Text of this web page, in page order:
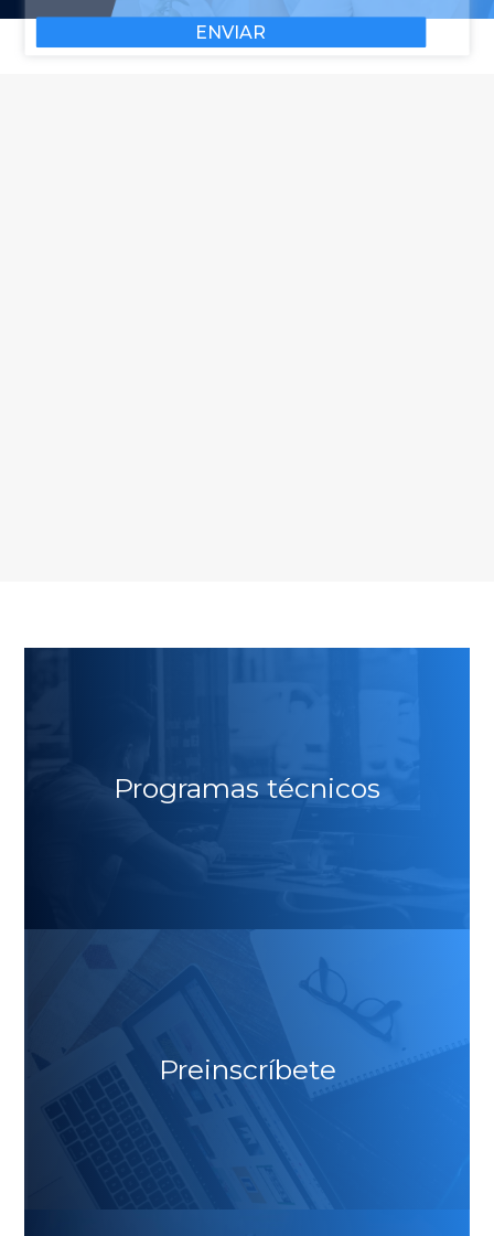
Programas técnicos
Preinscríbete